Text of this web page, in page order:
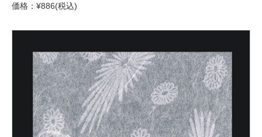
価格：¥886(税込)